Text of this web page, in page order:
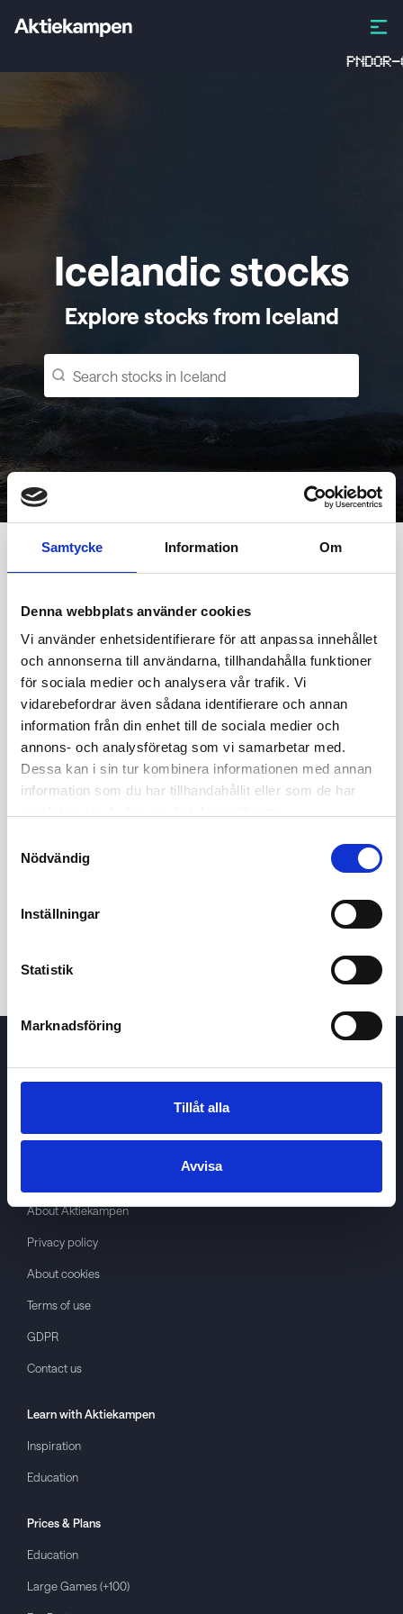
Samtycke Information Om
Denna webbplats använder cookies
Vi använder enhetsidentifierare för att anpassa innehållet
och annonserna till användarna, tillhandahålla funktioner
för sociala medier och analysera vår trafik. Vi
vidarebefordrar även sådana identifierare och annan
information från din enhet till de sociala medier och
annons- och analysföretag som vi samarbetar med.
Dessa kan i sin tur kombinera informationen med annan
information som du har tillhandahållit eller som de har
Nödvändig
Inställningar
Statistik
Marknadsföring
Tillåt alla
Avvisa
PNDOR-C
Icelandic stocks
Explore stocks from Iceland
All stocks from Iceland
The Icelandic stock market isn't very large, and the
volume pretty low. So you can see all stocks from
Iceland here.
You have no equities
AboutAktiekampen
Privacy policy
About cookies
Terms of use
GDPR
Contact us
Learn with Aktiekampen
Inspiration
Education
Prices & Plans
Education
Large Games (+100)